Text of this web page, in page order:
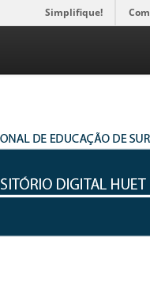
Simplifique!